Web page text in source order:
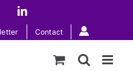
LinkedIn
Contact